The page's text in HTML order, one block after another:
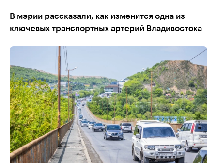
В мэрии рассказали, как изменится одна из
ключевых транспортных артерий Владивостока